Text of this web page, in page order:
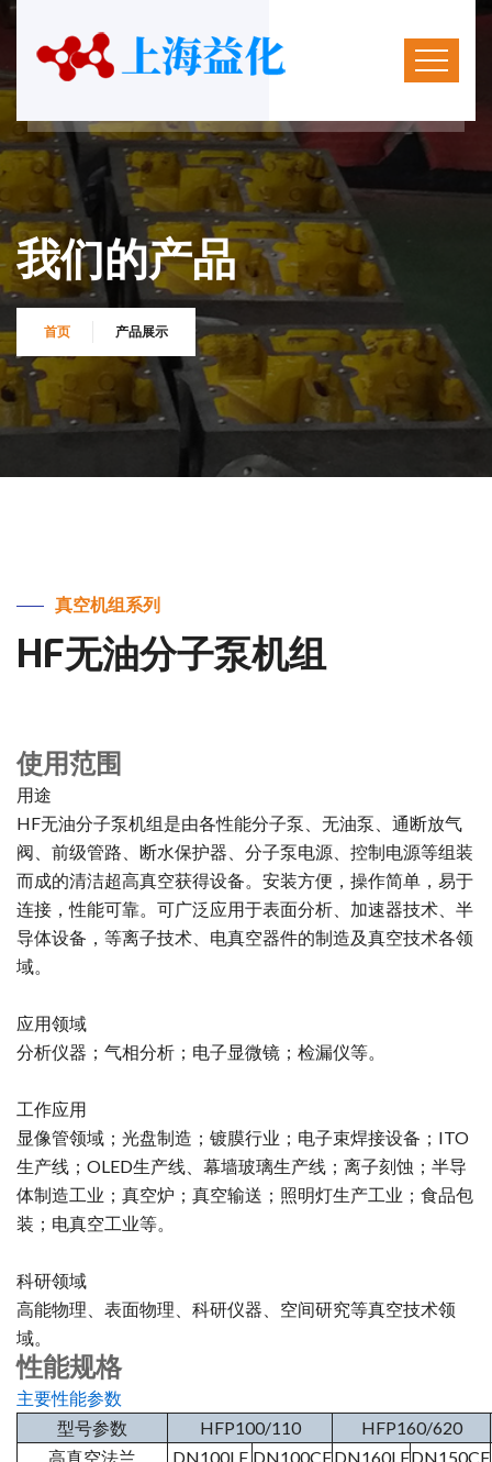
我们的产品
首页 产品展示
真空机组系列
HF无油分子泵机组
使用范围
用途
HF无油分子泵机组是由各性能分子泵、无油泵、通断放气
阀、前级管路、断水保护器、分子泵电源、控制电源等组装
而成的清洁超高真空获得设备。安装方便，操作简单，易于
连接，性能可靠。可广泛应用于表面分析、加速器技术、半
导体设备，等离子技术、电真空器件的制造及真空技术各领
域。
应用领域
分析仪器；气相分析；电子显微镜；检漏仪等。
工作应用
显像管领域；光盘制造；镀膜行业；电子束焊接设备；ITO
生产线；OLED生产线、幕墙玻璃生产线；离子刻蚀；半导
体制造工业；真空炉；真空输送；照明灯生产工业；食品包
装；电真空工业等。
科研领域
高能物理、表面物理、科研仪器、空间研究等真空技术领
域。
性能规格
主要性能参数
型号参数
HFP100/110
HFP160/620
高真空法兰
DN100LF DN100CFDN160LFDN150CF